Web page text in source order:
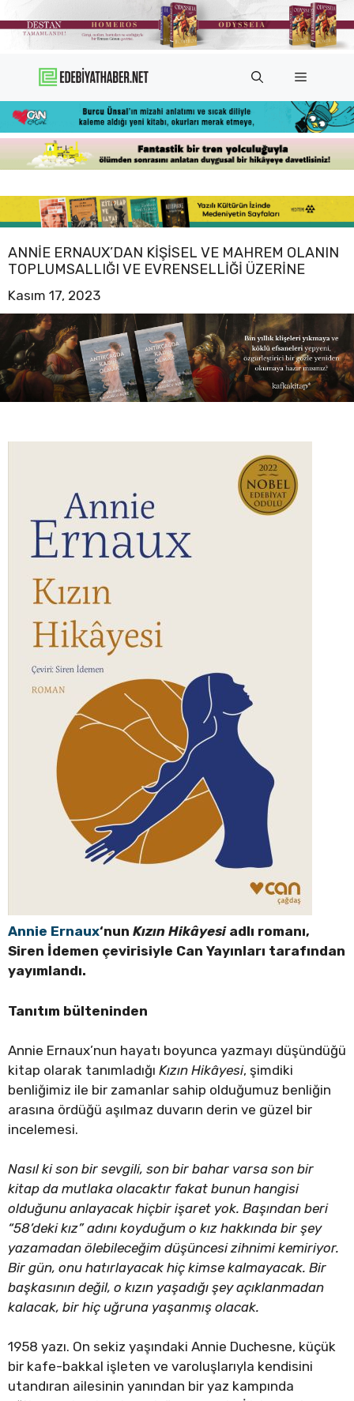
atla
Menü
ANNIE ERNAUX’DAN KIŞISEL VE MAHREM OLANIN
TOPLUMSALLIĞI VE EVRENSELLIĞI ÜZERINE
Kasım 17, 2023
Annie Ernaux‘nun Kızın Hikâyesi adlı romanı,
Siren İdemen çevirisiyle Can Yayınları tarafından
yayımlandı.
Tanıtım bülteninden
Annie Ernaux’nun hayatı boyunca yazmayı düşündüğü
kitap olarak tanımladığı Kızın Hikâyesi, şimdiki
benliğimiz ile bir zamanlar sahip olduğumuz benliğin
arasına ördüğü aşılmaz duvarın derin ve güzel bir
incelemesi.
Nasıl ki son bir sevgili, son bir bahar varsa son bir
kitap da mutlaka olacaktır fakat bunun hangisi
olduğunu anlayacak hiçbir işaret yok. Başından beri
“58’deki kız” adını koyduğum o kız hakkında bir şey
yazamadan ölebileceğim düşüncesi zihnimi kemiriyor.
Bir gün, onu hatırlayacak hiç kimse kalmayacak. Bir
başkasının değil, o kızın yaşadığı şey açıklanmadan
kalacak, bir hiç uğruna yaşanmış olacak.
1958 yazı. On sekiz yaşındaki Annie Duchesne, küçük
bir kafe-bakkal işleten ve varoluşlarıyla kendisini
utandıran ailesinin yanından bir yaz kampında